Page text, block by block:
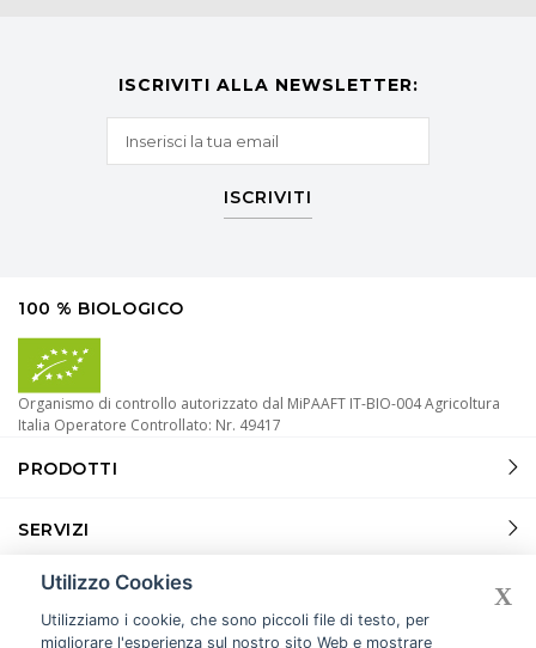
ISCRIVITI ALLA NEWSLETTER:
ISCRIVITI
100 % BIOLOGICO
Organismo di controllo autorizzato dal MiPAAFT IT-BIO-004 Agricoltura
Italia Operatore Controllato: Nr. 49417
PRODOTTI
SERVIZI
INFORMAZIONI
Utilizzo Cookies
Utilizziamo i cookie, che sono piccoli file di testo, per
migliorare l'esperienza sul nostro sito Web e mostrare
X